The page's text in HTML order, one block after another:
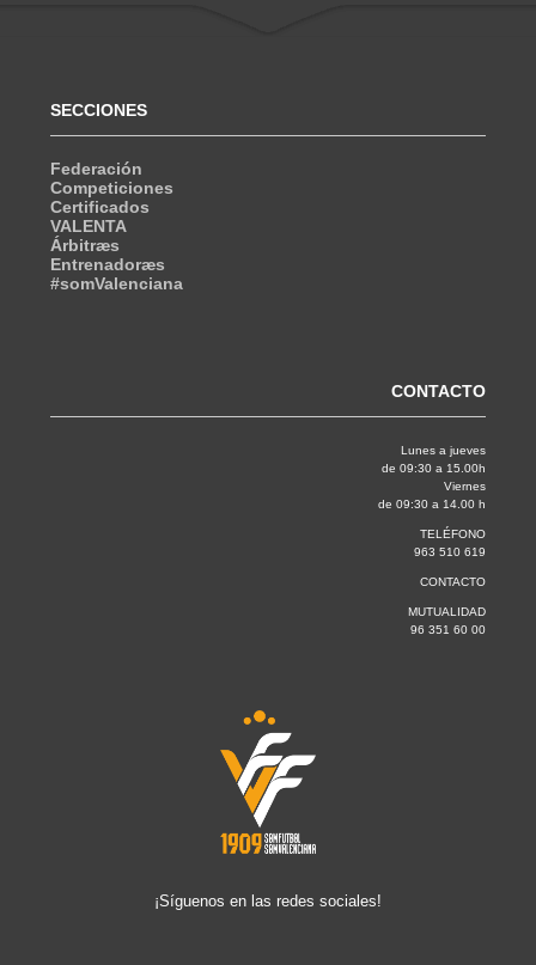
SECCIONES
Federación
Competiciones
Certificados
VALENTA
Árbitræs
Entrenadoræs
#somValenciana
CONTACTO
Lunes a jueves
de 09:30 a 15.00h
Viernes
de 09:30 a 14.00 h
TELÉFONO
963 510 619
CONTACTO
MUTUALIDAD
96 351 60 00
¡Síguenos en las redes sociales!